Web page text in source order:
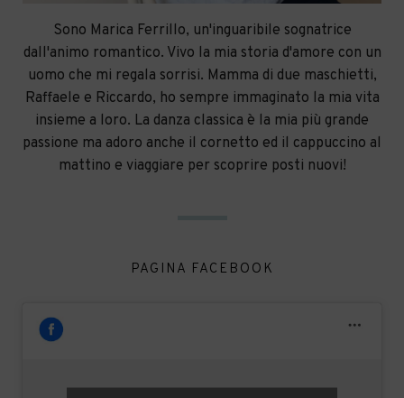
Sono Marica Ferrillo, un'inguaribile sognatrice
dall'animo romantico. Vivo la mia storia d'amore con un
uomo che mi regala sorrisi. Mamma di due maschietti,
Raffaele e Riccardo, ho sempre immaginato la mia vita
insieme a loro. La danza classica è la mia più grande
passione ma adoro anche il cornetto ed il cappuccino al
mattino e viaggiare per scoprire posti nuovi!
PAGINA FACEBOOK